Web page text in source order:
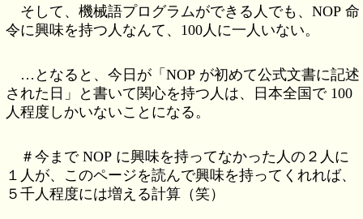
そして、機械語プログラムができる人でも、NOP 命
令に興味を持つ人なんて、100人に一人いない。
…となると、今日が「NOP が初めて公式文書に記述
された日」と書いて関心を持つ人は、日本全国で 100
人程度しかいないことになる。
＃今まで NOP に興味を持ってなかった人の２人に
１人が、このページを読んで興味を持ってくれれば、
５千人程度には増える計算（笑）